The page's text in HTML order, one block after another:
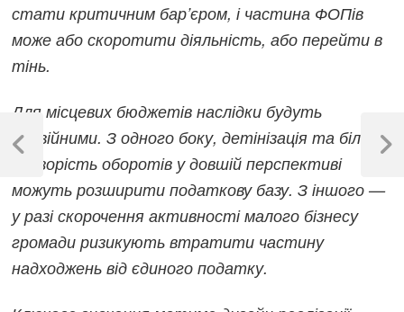
стати критичним бар’єром, і частина ФОПів
може або скоротити діяльність, або перейти в
тінь.
Для місцевих бюджетів наслідки будуть
подвійними. З одного боку, детінізація та більша
прозорість оборотів у довшій перспективі
можуть розширити податкову базу. З іншого —
у разі скорочення активності малого бізнесу
громади ризикують втратити частину
надходжень від єдиного податку.
Навігація
записів
Previous
Next